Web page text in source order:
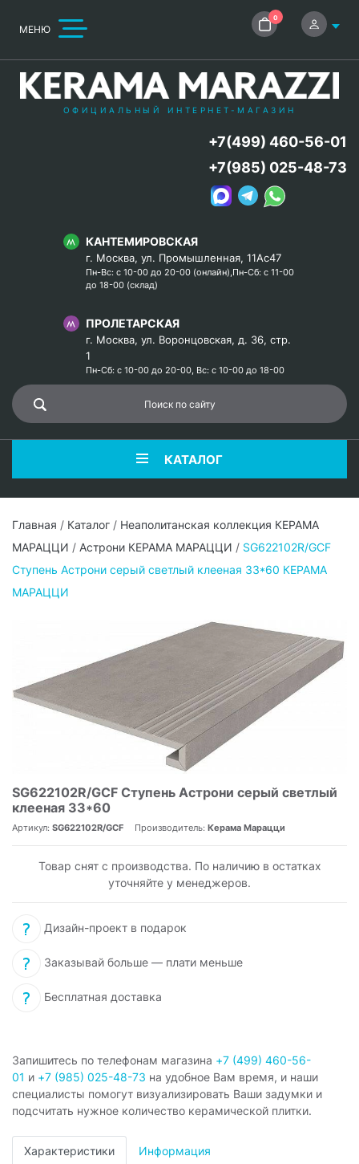
МЕНЮ
0
ОФИЦИАЛЬНЫЙ ИНТЕРНЕТ-МАГАЗИН
КАНТЕМИРОВСКАЯ
г. Москва, ул. Промышленная, 11Ас47
Пн-Вс: с 10-00 до 20-00 (онлайн),Пн-Сб: с 11-00
до 18-00 (склад)
ПРОЛЕТАРСКАЯ
г. Москва, ул. Воронцовская, д. 36, стр.
1
Пн-Сб: с 10-00 до 20-00, Вс: с 10-00 до 18-00
+7(499) 460-56-01
+7(985) 025-48-73
КАТАЛОГ
Главная / Каталог / Неаполитанская коллекция КЕРАМА
МАРАЦЦИ / Астрони КЕРАМА МАРАЦЦИ / SG622102R/GCF
Ступень Астрони серый светлый клееная 33*60 КЕРАМА
МАРАЦЦИ
SG622102R/GCF Ступень Астрони серый светлый
клееная 33*60
Артикул: SG622102R/GCF Производитель: Керама Марацци
Товар снят с производства. По наличию в остатках
уточняйте у менеджеров.
Дизайн-проект в подарок
Заказывай больше — плати меньше
Бесплатная доставка
Запишитесь по телефонам магазина +7 (499) 460-56-
01 и +7 (985) 025-48-73 на удобное Вам время, и наши
специалисты помогут визуализировать Ваши задумки и
подсчитать нужное количество керамической плитки.
Характеристики Информация